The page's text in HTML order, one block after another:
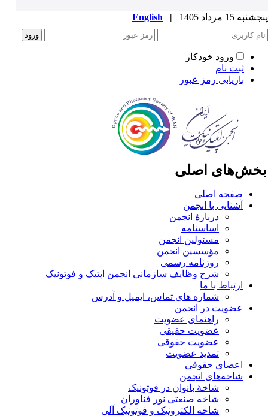
15 مرداد 1405 |
English
ورود خودکار
ثبت نام
بازیابی رمز عبور
اصلی
صفحه اصلی
آشنایی با انجمن
دربارۀ انجمن
اساسنامه
مسئولین انجمن
مؤسسین انجمن
روزنامه رسمی
شرح وظایف سازمانی انجمن اپتیک و فوتونیک
ارتباط با ما
شماره های تماس، ایمیل و آدرس
عضویت در انجمن
راهنمای عضویت
عضویت حقیقی
عضویت حقوقی
تمدید عضویت
اعضای حقوقی
شاخه‌های انجمن
شاخۀ بانوان در فوتونیک
شاخه صنعتی نور فناوران
شاخه‌ الکترونیک و فوتونیک آلی